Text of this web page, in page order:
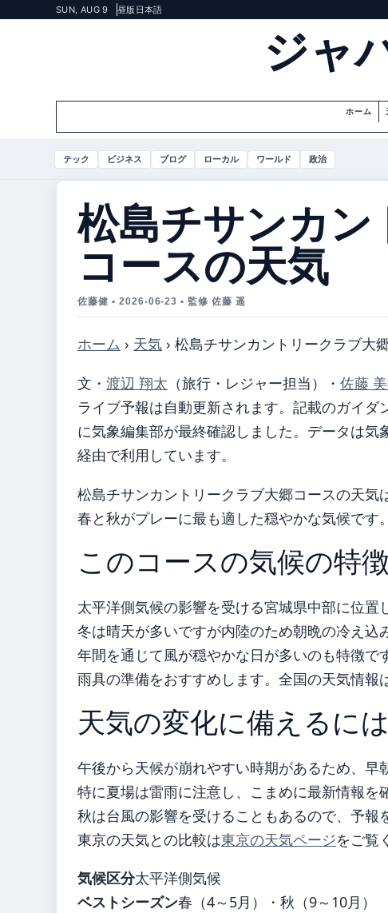
SUN, AUG 9 昼版 日本語
ジャ
ホーム
テック ビジネス ブログ ローカル ワールド 政治
松島チサンカ
コースの天気
佐藤健 • 2026-06-23 • 監修 佐藤 遥
ホーム › 天気 › 松島チサンカントリークラブ大
文・ 渡辺 翔太 （旅行・レジャー担当） ・ 佐藤
ライブ予報は自動更新されます。記載のガイダ
に気象編集部が最終確認しました。データは
経由で利用しています。
松島チサンカントリークラブ大郷コースの天気
春と秋がプレーに最も適した穏やかな気候です
このコースの気候の特
太平洋側気候の影響を受ける宮城県中部に位置
冬は晴天が多いですが内陸のため朝晩の冷え込
年間を通じて風が穏やかな日が多いのも特徴で
雨具の準備をおすすめします。全国の天気情報
天気の変化に備えるに
午後から天候が崩れやすい時期があるため、早
特に夏場は雷雨に注意し、こまめに最新情報を
秋は台風の影響を受けることもあるので、予報
東京の天気との比較は東京の天気ページをご覧
気候区分太平洋側気候
ベストシーズン春（4～5月）・秋（9～10月）